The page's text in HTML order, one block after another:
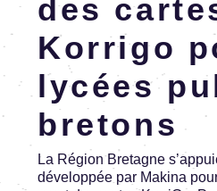
des
Korrigo
lycées
bretons
La Région Bretagne
déve­lop­pée par Makina